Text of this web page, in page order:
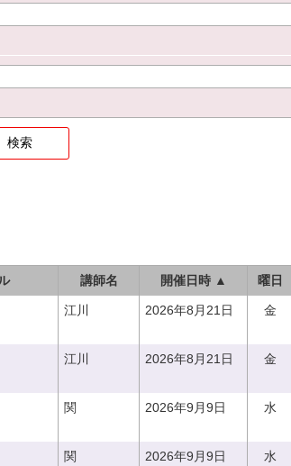
講師名 開催日時 ▲ 曜日
江川 2026年8月21日 金
江川 2026年8月21日 金
関 2026年9月9日 水
関 2026年9月9日 水